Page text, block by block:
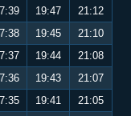
19:47
21:12
19:45
21:10
19:44
21:08
19:43
21:07
19:41
21:05